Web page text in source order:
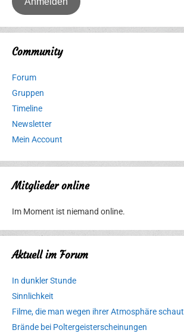
Community
Forum
Gruppen
Timeline
Newsletter
Mein Account
Mitglieder online
Im Moment ist niemand online.
Aktuell im Forum
In dunkler Stunde
Sinnlichkeit
Filme, die man wegen ihrer Atmosphäre schaut
Brände bei Poltergeisterscheinungen